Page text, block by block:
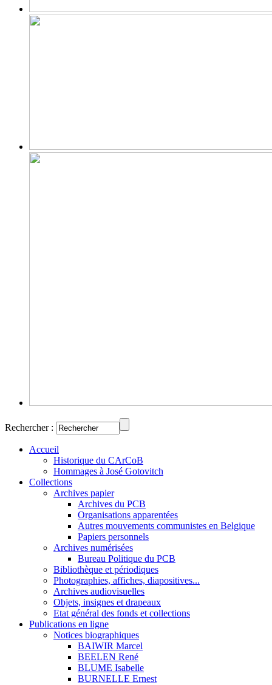
Rechercher :
Accueil
Historique du CArCoB
Hommages à José Gotovitch
Collections
Archives papier
Archives du PCB
Organisations apparentées
Autres mouvements communistes en Belgique
Papiers personnels
Archives numérisées
Bureau Politique du PCB
Bibliothèque et périodiques
Photographies, affiches, diapositives...
Archives audiovisuelles
Objets, insignes et drapeaux
Etat général des fonds et collections
Publications en ligne
Notices biographiques
BAIWIR Marcel
BEELEN René
BLUME Isabelle
BURNELLE Ernest